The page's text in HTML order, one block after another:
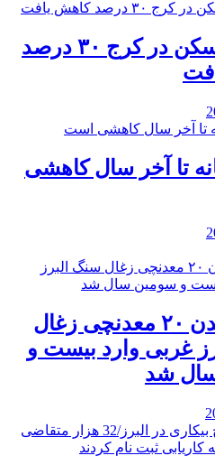
️قیمت مسکن در کرج ۳۰ درصد
تا آخر سال کاهشی
کشته شدن ۲۰ معدنچی زغال
غربی وارد بیست و
شد